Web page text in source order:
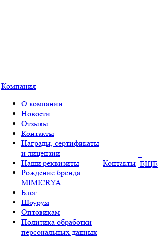
Компания
О компании
Новости
Отзывы
Контакты
Награды, сертификаты
и лицензии
Наши реквизиты
Рождение бренда
MIMICRYA
Блог
Шоурум
Оптовикам
Политика обработки
персональных данных
Контакты
+
ЕЩЕ